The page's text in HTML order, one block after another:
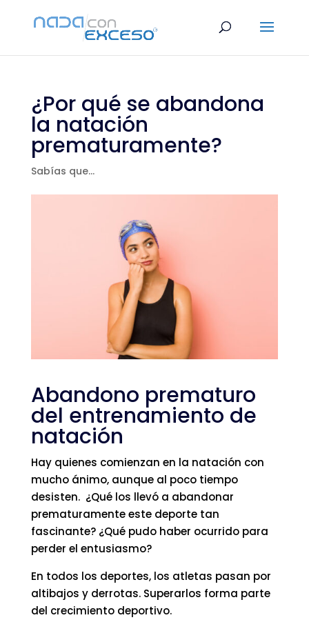
¿Por qué se abandona
la natación
prematuramente?
Sabías que...
Abandono prematuro
del entrenamiento de
natación
Hay quienes comienzan en la natación con
mucho ánimo, aunque al poco tiempo
desisten. ¿Qué los llevó a abandonar
prematuramente este deporte tan
fascinante? ¿Qué pudo haber ocurrido para
perder el entusiasmo?
En todos los deportes, los atletas pasan por
altibajos y derrotas. Superarlos forma parte
del crecimiento deportivo.